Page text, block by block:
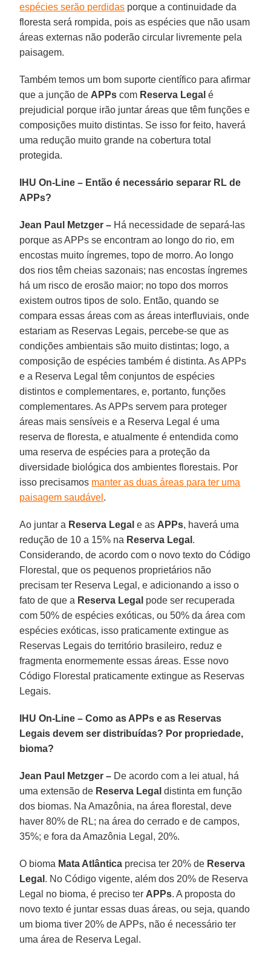
espécies serão perdidas porque a continuidade da
floresta será rompida, pois as espécies que não usam
áreas externas não poderão circular livremente pela
paisagem.
Também temos um bom suporte científico para afirmar
que a junção de APPscom Reserva Legal é
prejudicial porque irão juntar áreas que têm funções e
composições muito distintas. Se isso for feito, haverá
uma redução muito grande na cobertura total
protegida.
IHU On-Line – Então é necessário separar RL de
APPs?
Jean Paul Metzger – Há necessidade de separá-las
porque as APPs se encontram ao longo do rio, em
encostas muito íngremes, topo de morro. Ao longo
dos rios têm cheias sazonais; nas encostas íngremes
há um risco de erosão maior; no topo dos morros
existem outros tipos de solo. Então, quando se
compara essas áreas com as áreas interfluviais, onde
estariam as Reservas Legais, percebe-se que as
condições ambientais são muito distintas; logo, a
composição de espécies também é distinta. As APPs
e a Reserva Legal têm conjuntos de espécies
distintos e complementares, e, portanto, funções
complementares. As APPs servem para proteger
áreas mais sensíveis e a Reserva Legal é uma
reserva de floresta, e atualmente é entendida como
uma reserva de espécies para a proteção da
diversidade biológica dos ambientes florestais. Por
isso precisamos manter as duas áreas para ter uma
paisagem saudável .
Ao juntar a Reserva Legal e as APPs, haverá uma
redução de 10 a 15% na Reserva Legal .
Considerando, de acordo com o novo texto do Código
Florestal, que os pequenos proprietários não
precisam ter Reserva Legal, e adicionando a isso o
fato de que a Reserva Legal pode ser recuperada
com 50% de espécies exóticas, ou 50% da área com
espécies exóticas, isso praticamente extingue as
Reservas Legais do território brasileiro, reduz e
fragmenta enormemente essas áreas. Esse novo
Código Florestal praticamente extingue as Reservas
Legais.
IHU On-Line – Como as APPs e as Reservas
Legais devem ser distribuídas? Por propriedade,
bioma?
Jean Paul Metzger – De acordo com a lei atual, há
uma extensão de Reserva Legaldistinta em função
dos biomas. Na Amazônia, na área florestal, deve
haver 80% de RL; na área do cerrado e de campos,
35%; e fora da Amazônia Legal, 20%.
O bioma Mata Atlântica precisa ter 20% de Reserva
Legal . No Código vigente, além dos 20% de Reserva
Legal no bioma, é preciso ter APPs. A proposta do
novo texto é juntar essas duas áreas, ou seja, quando
um bioma tiver 20% de APPs, não é necessário ter
uma área de Reserva Legal.